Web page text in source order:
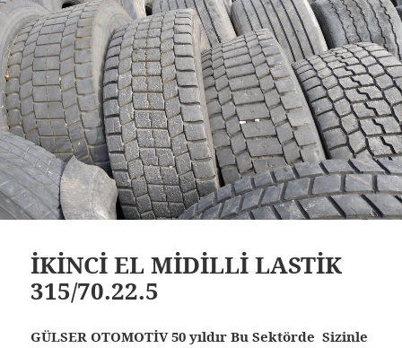
İKİNCİ EL MİDİLLİ LASTİK
315/70.22.5
GÜLSER OTOMOTİV 50 yıldır Bu Sektörde Sizinle